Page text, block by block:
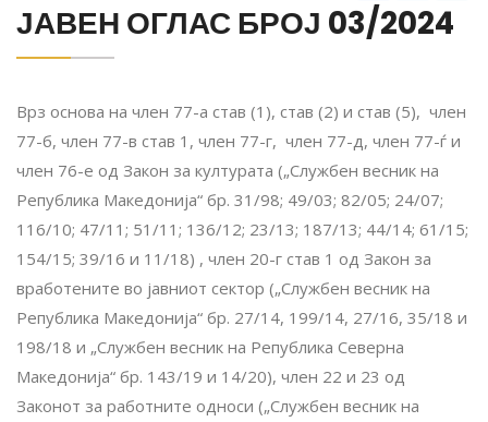
ЈАВЕН ОГЛАС БРОЈ 03/2024
Врз основа на член 77-а став (1), став (2) и став (5), член
77-б, член 77-в став 1, член 77-г, член 77-д, член 77-ѓ и
член 76-е од Закон за културата („Службен весник на
Република Македонија“ бр. 31/98; 49/03; 82/05; 24/07;
116/10; 47/11; 51/11; 136/12; 23/13; 187/13; 44/14; 61/15;
154/15; 39/16 и 11/18) , член 20-г став 1 од Закон за
вработените во јавниот сектор („Службен весник на
Република Македонија“ бр. 27/14, 199/14, 27/16, 35/18 и
198/18 и „Службен весник на Република Северна
Македонија“ бр. 143/19 и 14/20), член 22 и 23 од
Законот за работните односи („Службен весник на